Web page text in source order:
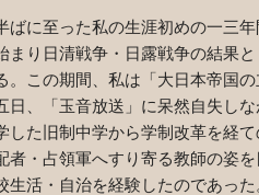
に至った私の生涯初めの一三
まり日清戦争・日露戦争の結果
。この期間、私は「大日本帝国
、「玉音放送」に呆然自失し
した旧制中学から学制改革を経
者・占領軍へすり寄る教師の姿
生活・自治を経験したのであっ